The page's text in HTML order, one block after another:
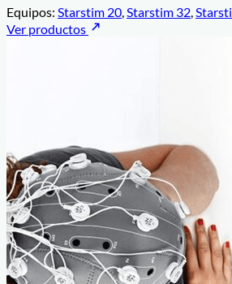
Equipos: Starstim 20,Starstim 32,
Ver productos